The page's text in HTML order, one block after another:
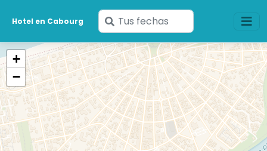
Hotel en Cabourg
Ingresa
tus
fechas
+
−